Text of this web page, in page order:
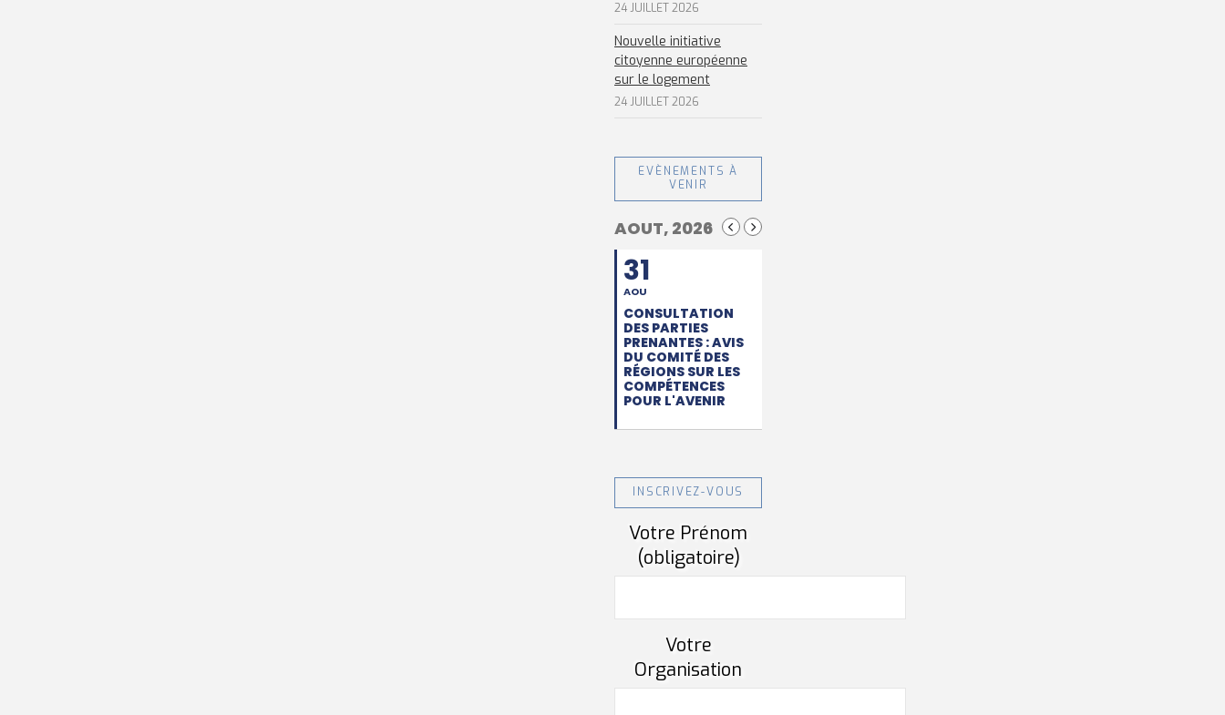
24 JUILLET 2026
Nouvelle initiative
citoyenne européenne
sur le logement
24 JUILLET 2026
EVÈNEMENTS À
VENIR
AOUT, 2026
31
AOU
CONSULTATION
DES PARTIES
PRENANTES : AVIS
DU COMITÉ DES
RÉGIONS SUR LES
COMPÉTENCES
POUR L'AVENIR
INSCRIVEZ-VOUS
Votre Prénom
(obligatoire)
Votre
Organisation